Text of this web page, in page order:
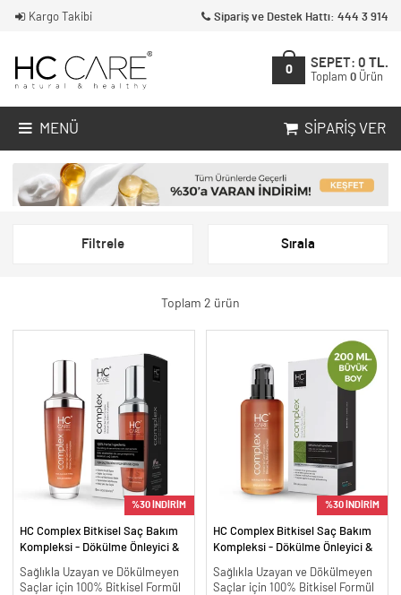
Kargo Takibi Sipariş ve Destek Hattı: 444 3 914
0
SEPET: 0 TL.
Toplam 0 Ürün
MENÜ SIPARIŞ VER
Filtrele Sırala
Toplam 2 ürün
%30 İNDİRİM
HC Complex Bitkisel Saç Bakım
Kompleksi - Dökülme Önleyici &
100 ml
Sağlıkla Uzayan ve Dökülmeyen
Saçlar için 100% Bitkisel Formül
%30 İNDİRİM
HC Complex Bitkisel Saç Bakım
Kompleksi - Dökülme Önleyici &
200 ml.
Sağlıkla Uzayan ve Dökülmeyen
Saçlar için 100% Bitkisel Formül